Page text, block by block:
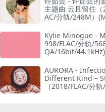
主题曲 云且留住
AC/分轨/248M）
Kylie Minogue -
998/FLAC/分轨/
QA/16bit/44.1kHz)
AURORA -
Different Kind –
（2018/FLAC/分